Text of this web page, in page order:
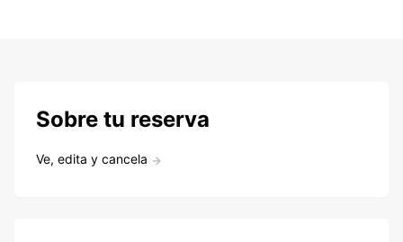
Sobre tu reserva
Ve, edita y cancela